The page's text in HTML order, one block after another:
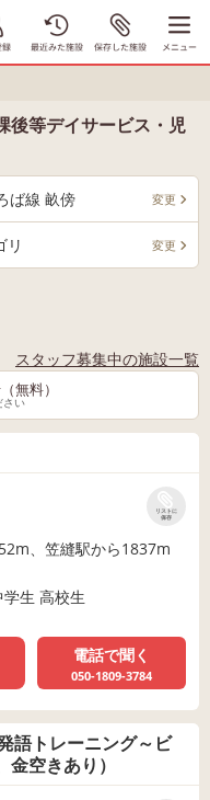
後等デイサービス・児
ば線 畝傍 変更
リ 変更
スタッフ募集中の施設一覧
無料）
さい
リストに
保存
、笠縫駅から1837m
生 高校生
電話で聞く
050-1809-3784
語トレーニング～ビ
空きあり）